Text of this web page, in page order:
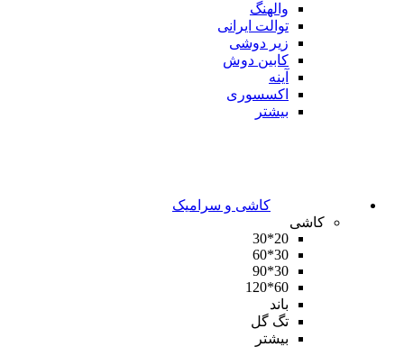
والهنگ
توالت ایرانی
زیر دوشی
کابین دوش
آینه
اکسسوری
بیشتر
کاشی و سرامیک
کاشی
20*30
30*60
30*90
60*120
باند
تگ گل
بیشتر